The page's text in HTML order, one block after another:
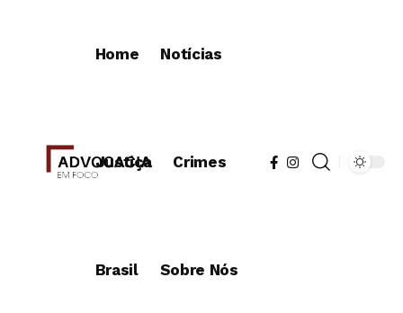
Home Notícias
Justiça Crimes
Brasil Sobre Nós